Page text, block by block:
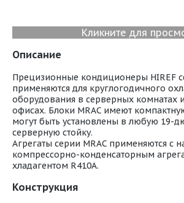
Кликните для
Описание
Прецизионные кондиционеры HIREF
применяются для круглогодичного
оборудования в серверных комнатах
офисах. Блоки MRAC имеют
могут быть установлены в любую 19-
серверную стойку.
Агрегаты серии MRAC применяются с
компрессорно-конденсаторным
хладагентом R410A.
Конструкция